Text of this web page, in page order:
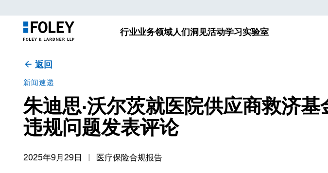
行业业务领域人们洞见活动学习实验室
返回
新闻速递
朱迪思·沃尔茨就医院供应商救济
违规问题发表评论
2025年9月29日 医疗保险合规报告